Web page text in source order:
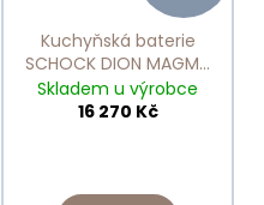
Kuchyňská baterie
SCHOCK DION MAGMA
510120
Skladem u výrobce
16 270 Kč